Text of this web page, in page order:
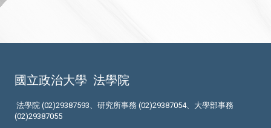
國立政治大學 法學院
法學院 (02)29387593、研究所事務 (02)29387054、大學部事務
(02)29387055